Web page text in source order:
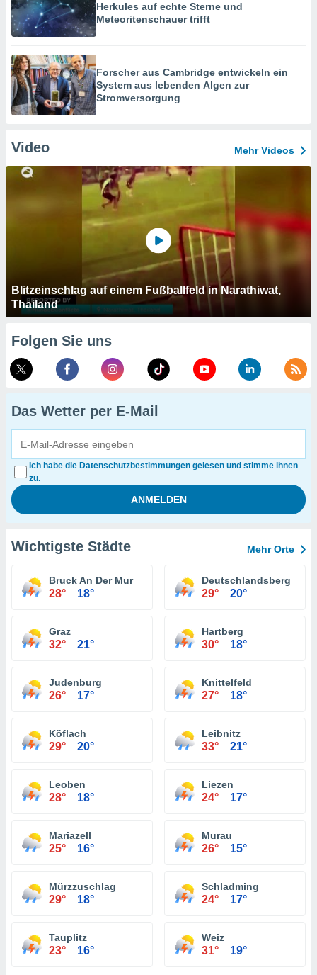
Herkules auf echte Sterne und
Meteoritenschauer trifft
Forscher aus Cambridge entwickeln ein
System aus lebenden Algen zur
Stromversorgung
Video Mehr Videos
Blitzeinschlag auf einem Fußballfeld in Narathiwat,
Thailand
Folgen Sie uns
Das Wetter per E-Mail
Ich habe die Datenschutzbestimmungen gelesen und stimme ihnen
zu.
Wichtigste Städte Mehr Orte
Bruck An Der Mur
28° 18°
Deutschlandsberg
29° 20°
Graz
32° 21°
Hartberg
30° 18°
Judenburg
26° 17°
Knittelfeld
27° 18°
Köflach
29° 20°
Leibnitz
33° 21°
Leoben
28° 18°
Liezen
24° 17°
Mariazell
25° 16°
Murau
26° 15°
Mürzzuschlag
29° 18°
Schladming
24° 17°
Tauplitz
23° 16°
Weiz
31° 19°